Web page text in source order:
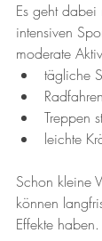
Es geht
intensiven
moderate
tägliche
Treppen
leichte
Schon kleine
können
Effekte haben.